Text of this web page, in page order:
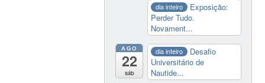
dia inteiro
Exposição:
Perder Tudo.
Novament...
AGO
22
sáb
dia inteiro
Desafio
Universitário de
Nautide...